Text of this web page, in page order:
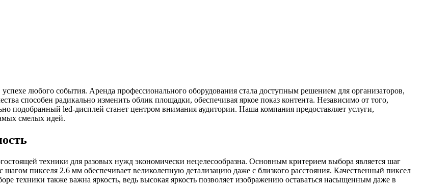
любого события. Аренда профессионального оборудования стала доступным решением для организаторов,
способен радикально изменить облик площадки, обеспечивая яркое показ контента. Независимо от того,
подобранный led-дисплей станет центром внимания аудитории. Наша компания предоставляет услуги,
смелых идей.
техники для разовых нужд экономически нецелесообразна. Основным критерием выбора является шаг
пикселя 2.6 мм обеспечивает великолепную детализацию даже с близкого расстояния. Качественный пиксел
техники также важна яркость, ведь высокая яркость позволяет изображению оставаться насыщенным даже в